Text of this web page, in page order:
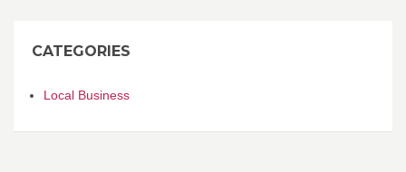
CATEGORIES
Local Business